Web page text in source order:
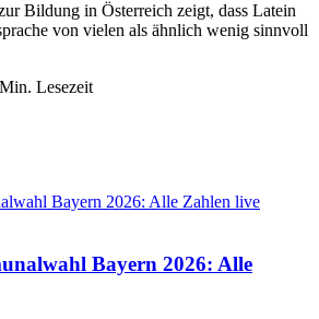
Bildung in Österreich zeigt, dass Latein
von vielen als ähnlich wenig sinnvoll
Lesezeit
Bayern 2026: Alle